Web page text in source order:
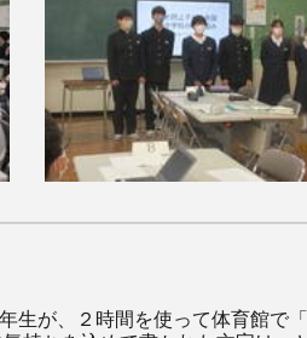
が、２時間を使って体育館で